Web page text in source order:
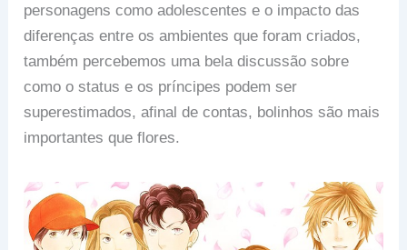
personagens como adolescentes e o impacto das
diferenças entre os ambientes que foram criados,
também percebemos uma bela discussão sobre
como o status e os príncipes podem ser
superestimados, afinal de contas, bolinhos são mais
importantes que flores.